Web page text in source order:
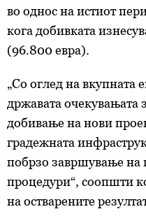
во однос на истиот
кога добивката
(96.800 евра).
„Со оглед на вкупната
државата очекувањата
добивање на нови
градежната
побрзо завршување на
процедури“, соопшти
на остварените